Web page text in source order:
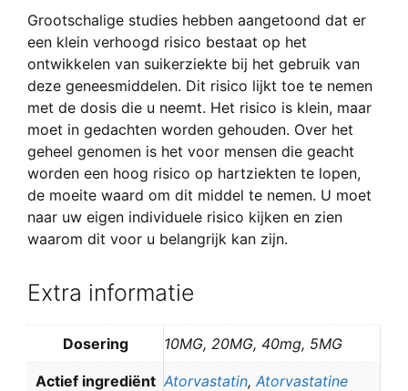
Grootschalige studies hebben aangetoond dat er
een klein verhoogd risico bestaat op het
ontwikkelen van suikerziekte bij het gebruik van
deze geneesmiddelen. Dit risico lijkt toe te nemen
met de dosis die u neemt. Het risico is klein, maar
moet in gedachten worden gehouden. Over het
geheel genomen is het voor mensen die geacht
worden een hoog risico op hartziekten te lopen,
de moeite waard om dit middel te nemen. U moet
naar uw eigen individuele risico kijken en zien
waarom dit voor u belangrijk kan zijn.
Extra informatie
Dosering 10MG, 20MG, 40mg, 5MG
Actief ingrediënt Atorvastatin, Atorvastatine